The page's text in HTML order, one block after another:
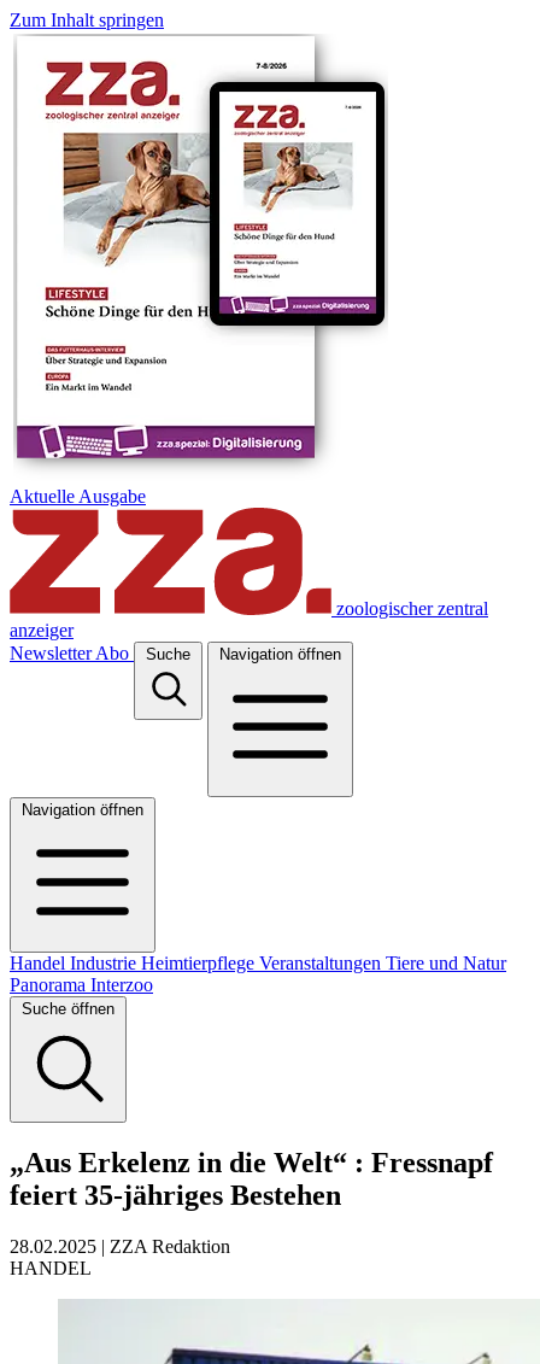
Zum Inhalt springen
Aktuelle Ausgabe
zoologischer zentral
anzeiger
Newsletter Abo Suche Navigation öffnen
Navigation öffnen
Handel Industrie Heimtierpflege Veranstaltungen Tiere und Natur
Panorama Interzoo
Suche öffnen
„Aus Erkelenz in die Welt“ : Fressnapf
feiert 35-jähriges Bestehen
28.02.2025 | ZZA Redaktion
HANDEL